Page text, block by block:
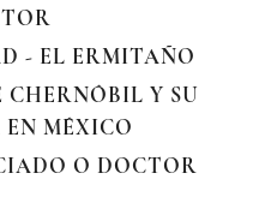
- EL ERMITAÑO
CHERNÓBIL Y SU
MÉXICO
O DOCTOR